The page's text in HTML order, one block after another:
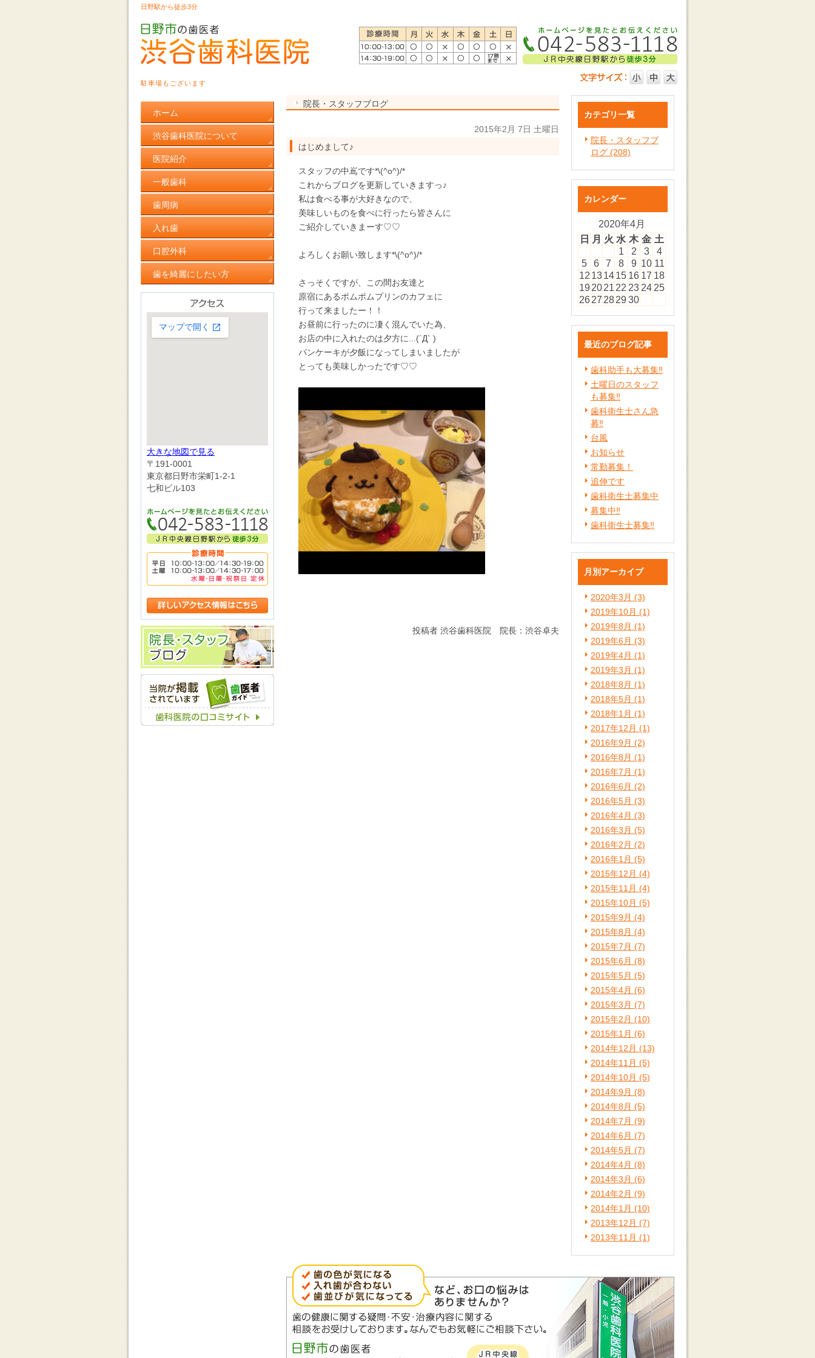
日野駅から徒歩3分
駐車場もございます
院長・スタッフブログ
2015年2月 7日 土曜日
はじめまして♪
スタッフの中嶌です*\(^o^)/*
これからブログを更新していきますっ♪
私は食べる事が大好きなので、
美味しいものを食べに行ったら皆さんに
ご紹介していきまーす♡♡
よろしくお願い致します*\(^o^)/*
さっそくですが、この間お友達と
原宿にあるポムポムプリンのカフェに
行って来ましたー！！
お昼前に行ったのに凄く混んでいた為、
お店の中に入れたのは夕方に...(´Д` )
パンケーキが夕飯になってしまいましたが
とっても美味しかったです♡♡
投稿者 渋谷歯科医院 院長：渋谷卓夫
カテゴリ一覧
院長・スタッフブ
ログ (208)
カレンダー
2020年4月
日
月 火 水 木 金 土
1
2 3
4
5
6 7 8 9 10 11
12 13 14 15 16 17 18
19 20 21 22 23 24 25
26 27 28 29 30
最近のブログ記事
歯科助手も大募集‼️
土曜日のスタッフ
も募集‼️
歯科衛生士さん急
募‼️
台風
お知らせ
常勤募集！
追伸です
歯科衛生士募集中
募集中‼️
歯科衛生士募集‼️
月別アーカイブ
2020年3月 (3)
2019年10月 (1)
2019年8月 (1)
2019年6月 (3)
2019年4月 (1)
2019年3月 (1)
2018年8月 (1)
2018年5月 (1)
2018年1月 (1)
2017年12月 (1)
2016年9月 (2)
2016年8月 (1)
2016年7月 (1)
2016年6月 (2)
2016年5月 (3)
2016年4月 (3)
2016年3月 (5)
2016年2月 (2)
2016年1月 (5)
2015年12月 (4)
2015年11月 (4)
2015年10月 (5)
2015年9月 (4)
2015年8月 (4)
2015年7月 (7)
2015年6月 (8)
2015年5月 (5)
2015年4月 (6)
2015年3月 (7)
2015年2月 (10)
2015年1月 (6)
2014年12月 (13)
2014年11月 (5)
2014年10月 (5)
2014年9月 (8)
2014年8月 (5)
2014年7月 (9)
2014年6月 (7)
2014年5月 (7)
2014年4月 (8)
2014年3月 (6)
2014年2月 (9)
2014年1月 (10)
2013年12月 (7)
2013年11月 (1)
ホーム
渋谷歯科医院について
医院紹介
一般歯科
歯周病
入れ歯
口腔外科
歯を綺麗にしたい方
大きな地図で見る
〒191-0001
東京都日野市栄町1-2-1
七和ビル103